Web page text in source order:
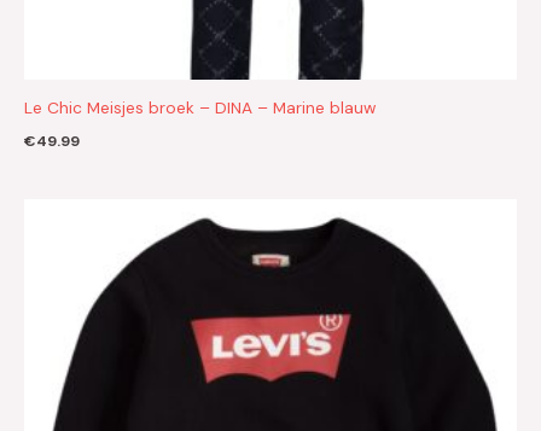
Le Chic Meisjes broek – DINA – Marine blauw
€49.99